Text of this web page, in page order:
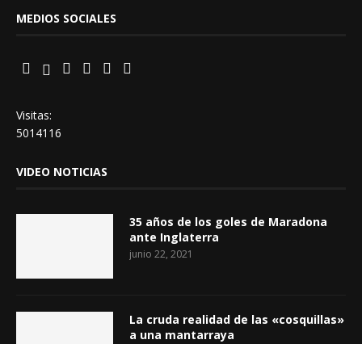
MEDIOS SOCIALES
Visitas:
5014116
VIDEO NOTICIAS
35 años de los goles de Maradona
ante Inglaterra
junio 22, 2021
La cruda realidad de las «cosquillas»
a una mantarraya